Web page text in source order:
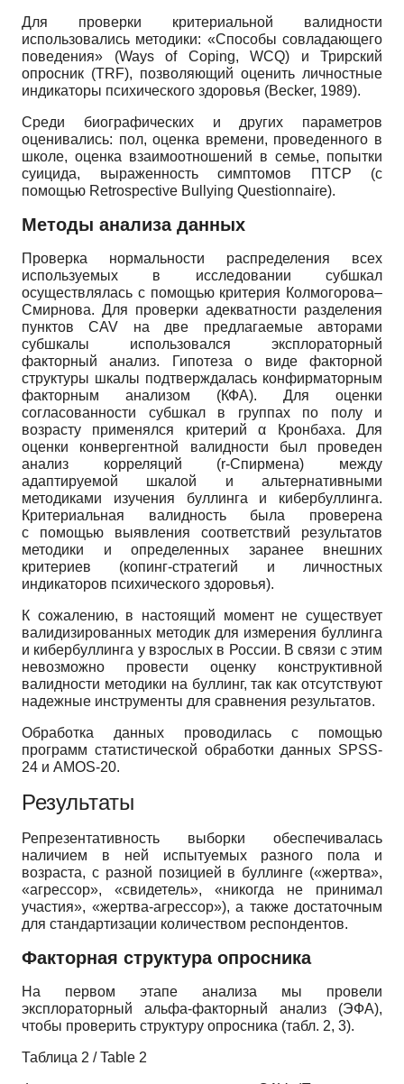
Для проверки критериальной валидности
использовались методики: «Способы совладающего
поведения» (Ways of Coping, WCQ) и Трирский
опросник (TRF), позволяющий оценить личностные
индикаторы психического здоровья (Becker, 1989).
Среди биографических и других параметров
оценивались: пол, оценка времени, проведенного в
школе, оценка взаимоотношений в семье, попытки
суицида, выраженность симптомов ПТСР (с
помощью Retrospective Bullying Questionnaire).
Методы анализа данных
Проверка нормальности распределения всех
используемых в исследовании субшкал
осуществлялась с помощью критерия Колмогорова–
Смирнова. Для проверки адекватности разделения
пунктов CAV на две предлагаемые авторами
субшкалы использовался эксплораторный
факторный анализ. Гипотеза о виде факторной
структуры шкалы подтверждалась конфирматорным
факторным анализом (КФА). Для оценки
согласованности субшкал в группах по полу и
возрасту применялся критерий α Кронбаха. Для
оценки конвергентной валидности был проведен
анализ корреляций (r-Спирмена) между
адаптируемой шкалой и альтернативными
методиками изучения буллинга и кибербуллинга.
Критериальная валидность была проверена
с помощью выявления соответствий результатов
методики и определенных заранее внешних
критериев (копинг-стратегий и личностных
индикаторов психического здоровья).
К сожалению, в настоящий момент не существует
валидизированных методик для измерения буллинга
и кибербуллинга у взрослых в России. В связи с этим
невозможно провести оценку конструктивной
валидности методики на буллинг, так как отсутствуют
надежные инструменты для сравнения результатов.
Обработка данных проводилась с помощью
программ статистической обработки данных SPSS-
24 и AMOS-20.
Результаты
Репрезентативность выборки обеспечивалась
наличием в ней испытуемых разного пола и
возраста, с разной позицией в буллинге («жертва»,
«агрессор», «свидетель», «никогда не принимал
участия», «жертва-агрессор»), а также достаточным
для стандартизации количеством респондентов.
Факторная структура опросника
На первом этапе анализа мы провели
эксплораторный альфа-факторный анализ (ЭФА),
чтобы проверить структуру опросника (табл. 2, 3).
Таблица 2 / Table 2